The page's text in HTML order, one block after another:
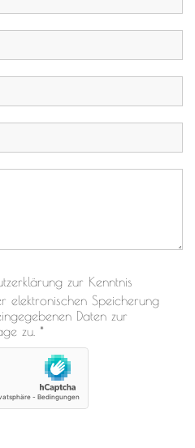
zur Kenntnis
elektronischen Speicherung
Daten zur
zu. *